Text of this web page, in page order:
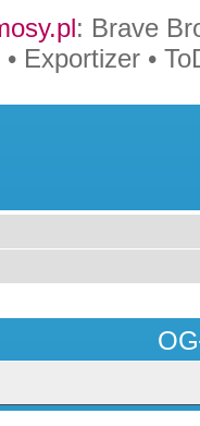
: Brave
• Exportizer •